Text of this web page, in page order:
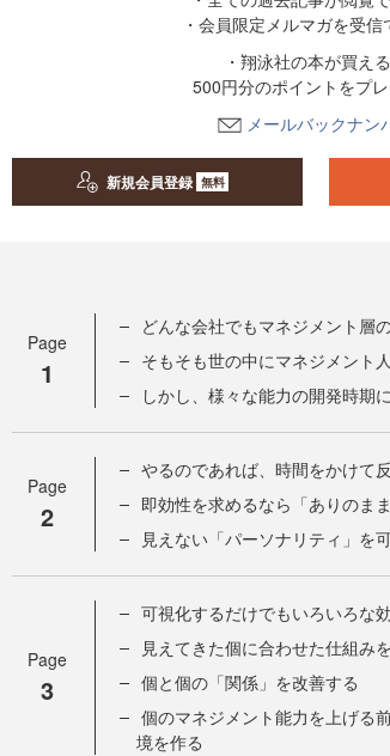
・会員限定メルマガを受信
・翔泳社の本が買える
500円分のポイントをプ
メールバックナン
新規会員登録 無料
Page
1
どんな会社でもマネジメント層
そもそも世の中にマネジメント
しかし、様々な能力の開発時期
Page
2
やるのであれば、時間をかけて
即効性を求めるなら「ありのま
見えない「パーソナリティ」を
Page
3
可視化するだけでもいろいろな
見えてきた個に合わせた仕組み
個と個の「関係」を改善する
個のマネジメント能力を上げる
境を作る